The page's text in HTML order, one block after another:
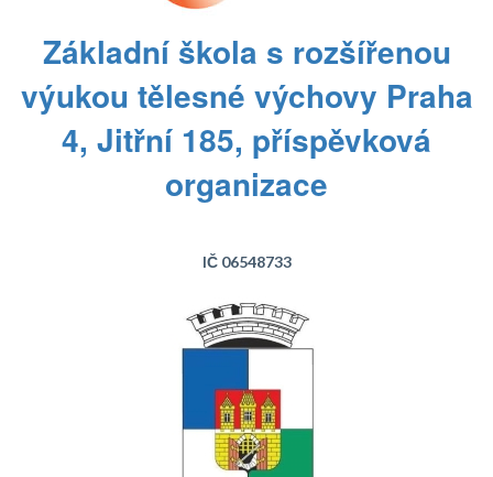
Základní škola s rozšířenou
výukou tělesné výchovy Praha
4, Jitřní 185, příspěvková
organizace
IČ 06548733